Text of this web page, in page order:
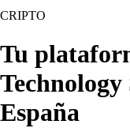
CRIPTO
Tu
España